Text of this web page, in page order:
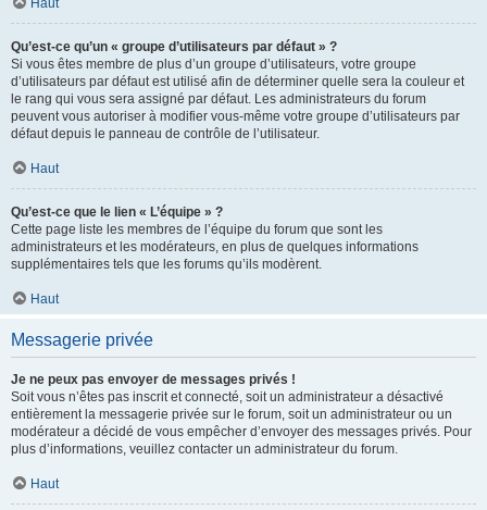
Haut
Qu’est-ce qu’un « groupe d’utilisateurs par défaut » ?
Si vous êtes membre de plus d’un groupe d’utilisateurs, votre groupe
d’utilisateurs par défaut est utilisé afin de déterminer quelle sera la couleur et
le rang qui vous sera assigné par défaut. Les administrateurs du forum
peuvent vous autoriser à modifier vous-même votre groupe d’utilisateurs par
défaut depuis le panneau de contrôle de l’utilisateur.
Haut
Qu’est-ce que le lien « L’équipe » ?
Cette page liste les membres de l’équipe du forum que sont les
administrateurs et les modérateurs, en plus de quelques informations
supplémentaires tels que les forums qu’ils modèrent.
Haut
Messagerie privée
Je ne peux pas envoyer de messages privés !
Soit vous n’êtes pas inscrit et connecté, soit un administrateur a désactivé
entièrement la messagerie privée sur le forum, soit un administrateur ou un
modérateur a décidé de vous empêcher d’envoyer des messages privés. Pour
plus d’informations, veuillez contacter un administrateur du forum.
Haut